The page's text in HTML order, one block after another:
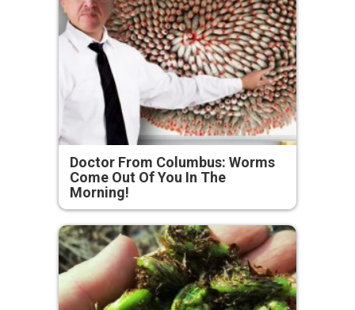
Doctor From Columbus: Worms
Come Out Of You In The
Morning!